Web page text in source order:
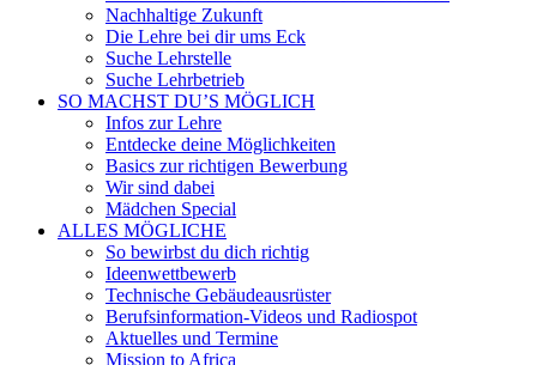
Nachhaltige Zukunft
Die Lehre bei dir ums Eck
Suche Lehrstelle
Suche Lehrbetrieb
SO MACHST DU’S MÖGLICH
Infos zur Lehre
Entdecke deine Möglichkeiten
Basics zur richtigen Bewerbung
Wir sind dabei
Mädchen Special
ALLES MÖGLICHE
So bewirbst du dich richtig
Ideenwettbewerb
Technische Gebäudeausrüster
Berufsinformation-Videos und Radiospot
Aktuelles und Termine
Mission to Africa